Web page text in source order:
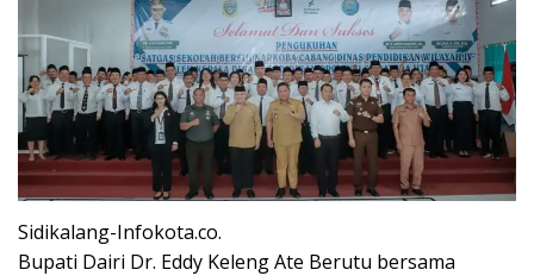
Sidikalang-Infokota.co.
Bupati Dairi Dr. Eddy Keleng Ate Berutu bersama